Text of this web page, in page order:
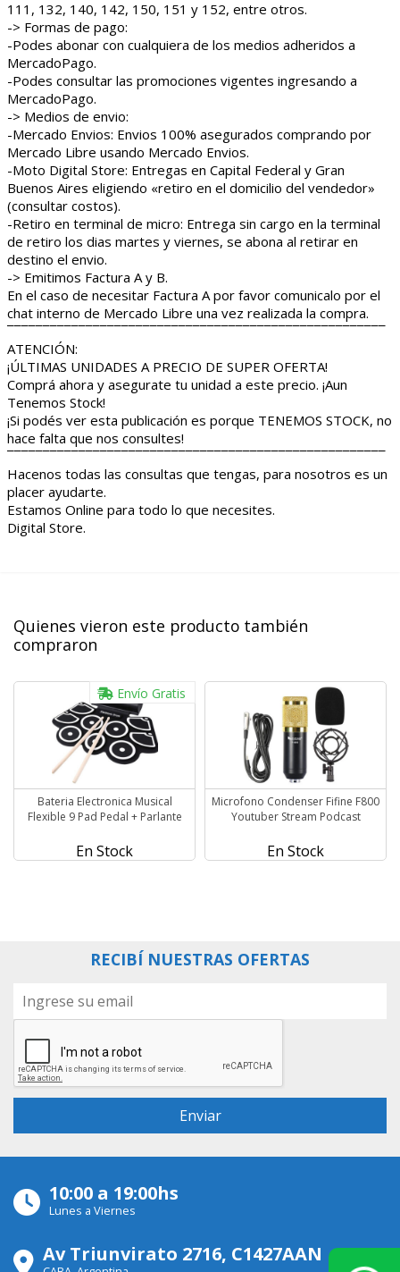
111, 132, 140, 142, 150, 151 y 152, entre otros.
-> Formas de pago:
-Podes abonar con cualquiera de los medios adheridos a
MercadoPago.
-Podes consultar las promociones vigentes ingresando a
MercadoPago.
-> Medios de envio:
-Mercado Envios: Envios 100% asegurados comprando por
Mercado Libre usando Mercado Envios.
-Moto Digital Store: Entregas en Capital Federal y Gran
Buenos Aires eligiendo «retiro en el domicilio del vendedor»
(consultar costos).
-Retiro en terminal de micro: Entrega sin cargo en la terminal
de retiro los dias martes y viernes, se abona al retirar en
destino el envio.
-> Emitimos Factura A y B.
En el caso de necesitar Factura A por favor comunicalo por el
chat interno de Mercado Libre una vez realizada la compra.
¯¯¯¯¯¯¯¯¯¯¯¯¯¯¯¯¯¯¯¯¯¯¯¯¯¯¯¯¯¯¯¯¯¯¯¯¯¯¯¯¯¯¯¯¯¯¯¯¯¯¯¯¯
ATENCIÓN:
¡ÚLTIMAS UNIDADES A PRECIO DE SUPER OFERTA!
Comprá ahora y asegurate tu unidad a este precio. ¡Aun
Tenemos Stock!
¡Si podés ver esta publicación es porque TENEMOS STOCK, no
hace falta que nos consultes!
¯¯¯¯¯¯¯¯¯¯¯¯¯¯¯¯¯¯¯¯¯¯¯¯¯¯¯¯¯¯¯¯¯¯¯¯¯¯¯¯¯¯¯¯¯¯¯¯¯¯¯¯¯
Hacenos todas las consultas que tengas, para nosotros es un
placer ayudarte.
Estamos Online para todo lo que necesites.
Digital Store.
Quienes vieron este producto también
compraron
Bateria Electronica Musical
Flexible 9 Pad Pedal + Parlante
Envío Gratis
En Stock
Microfono Condenser Fifine F800
Youtuber Stream Podcast
En Stock
RECIBÍ NUESTRAS OFERTAS
10:00 a 19:00hs
Lunes a Viernes
Av Triunvirato 2716, C1427AAN